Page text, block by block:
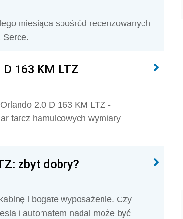
miesiąca spośród recenzowanych
Serce.
163 KM LTZ
2.0 D 163 KM LTZ -
tarcz hamulcowych wymiary
zbyt dobry?
i bogate wyposażenie. Czy
i automatem nadal może być